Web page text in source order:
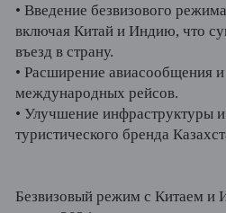
• Введение безвизового
включая Китай и Индию, что
въезд в страну.
• Расширение авиасообщения
международных рейсов.
• Улучшение инфраструктуры
туристического бренда
Безвизовый режим с Китаем и